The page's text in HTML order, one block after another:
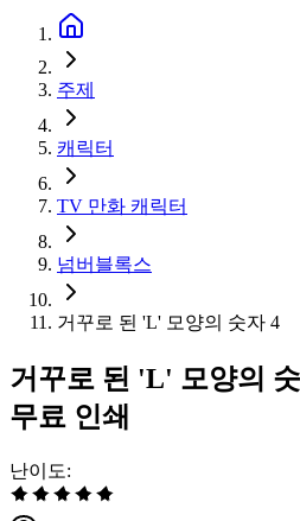
주제
캐릭터
TV 만화 캐릭터
넘버블록스
거꾸로 된 'L' 모양의 숫자 4
거꾸로 된 'L' 모양의
무료 인쇄
난이도: